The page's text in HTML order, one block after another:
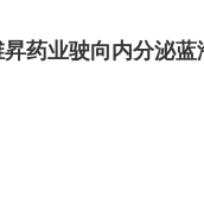
药业驶向内分泌蓝